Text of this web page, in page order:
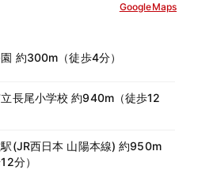
GoogleMaps
約300m（徒歩4分）
長尾小学校 約940m（徒歩12
(JR西日本 山陽本線) 約950m
分）